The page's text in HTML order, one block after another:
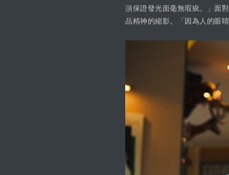
須保證發光面毫無瑕疵。」面
品精神的縮影。「因為人的眼